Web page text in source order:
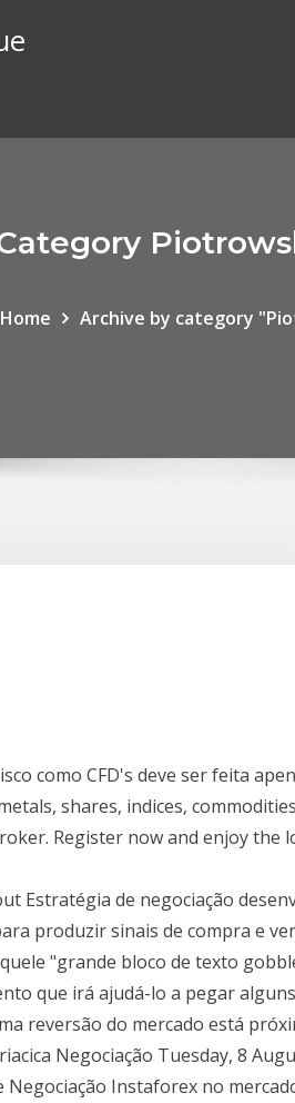
Home Archive by category
como CFD's deve ser feita
shares, indices,
Register now and enjoy the
Estratégia de negociação
produzir sinais de compra e
"grande bloco de texto
que irá ajudá-lo a pegar
reversão do mercado está
Negociação Tuesday, 8
Negociação Instaforex no